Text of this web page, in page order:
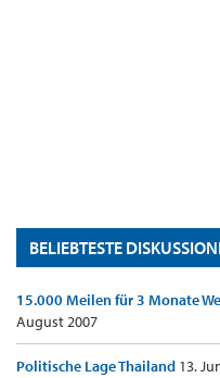
BELIEBTESTE
15.000 Meilen für 3 Monate
August 2007
Politische Lage Thailand 13.